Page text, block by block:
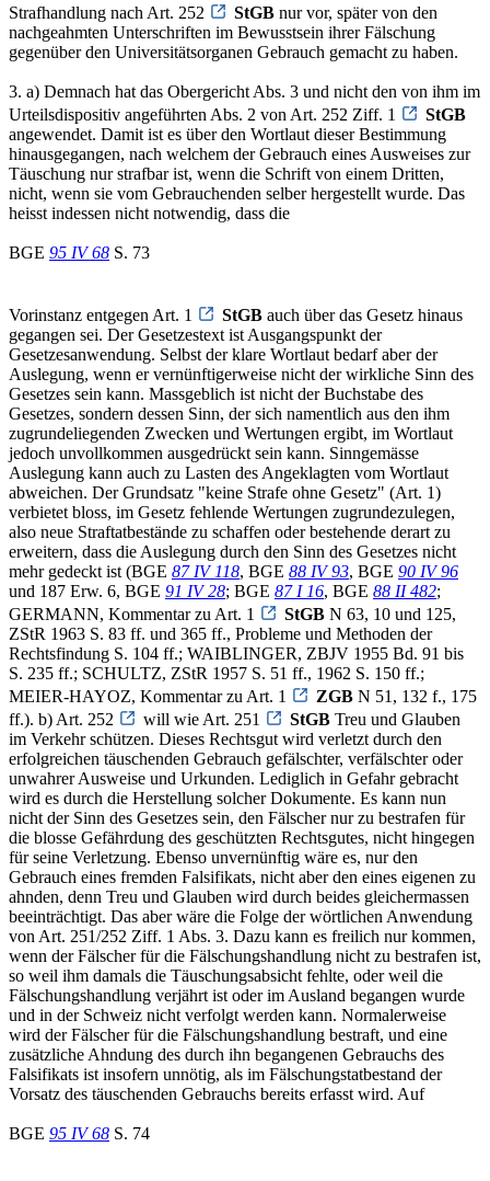
Strafhandlung nach Art. 252
StGB nur vor, später von den
nachgeahmten Unterschriften im Bewusstsein ihrer Fälschung
gegenüber den Universitätsorganen Gebrauch gemacht zu haben.
3. a) Demnach hat das Obergericht Abs. 3 und nicht den von ihm im
Urteilsdispositiv angeführten Abs. 2 von Art. 252 Ziff. 1
StGB
angewendet. Damit ist es über den Wortlaut dieser Bestimmung
hinausgegangen, nach welchem der Gebrauch eines Ausweises zur
Täuschung nur strafbar ist, wenn die Schrift von einem Dritten,
nicht, wenn sie vom Gebrauchenden selber hergestellt wurde. Das
heisst indessen nicht notwendig, dass die
BGE 95 IV 68 S. 73
Vorinstanz entgegen Art. 1 StGB auch über das Gesetz hinaus
gegangen sei. Der Gesetzestext ist Ausgangspunkt der
Gesetzesanwendung. Selbst der klare Wortlaut bedarf aber der
Auslegung, wenn er vernünftigerweise nicht der wirkliche Sinn des
Gesetzes sein kann. Massgeblich ist nicht der Buchstabe des
Gesetzes, sondern dessen Sinn, der sich namentlich aus den ihm
zugrundeliegenden Zwecken und Wertungen ergibt, im Wortlaut
jedoch unvollkommen ausgedrückt sein kann. Sinngemässe
Auslegung kann auch zu Lasten des Angeklagten vom Wortlaut
abweichen. Der Grundsatz "keine Strafe ohne Gesetz" (Art. 1)
verbietet bloss, im Gesetz fehlende Wertungen zugrundezulegen,
also neue Straftatbestände zu schaffen oder bestehende derart zu
erweitern, dass die Auslegung durch den Sinn des Gesetzes nicht
mehr gedeckt ist (BGE 87 IV 118, BGE 88 IV 93, BGE 90 IV 96
und 187 Erw. 6, BGE 91 IV 28; BGE 87 I 16, BGE 88 II 482;
GERMANN, Kommentar zu Art. 1
StGB N 63, 10 und 125,
ZStR 1963 S. 83 ff. und 365 ff., Probleme und Methoden der
Rechtsfindung S. 104 ff.; WAIBLINGER, ZBJV 1955 Bd. 91 bis
S. 235 ff.; SCHULTZ, ZStR 1957 S. 51 ff., 1962 S. 150 ff.;
MEIER-HAYOZ, Kommentar zu Art. 1
ZGB N 51, 132 f., 175
ff.). b) Art. 252
will wie Art. 251 StGB Treu und Glauben
im Verkehr schützen. Dieses Rechtsgut wird verletzt durch den
erfolgreichen täuschenden Gebrauch gefälschter, verfälschter oder
unwahrer Ausweise und Urkunden. Lediglich in Gefahr gebracht
wird es durch die Herstellung solcher Dokumente. Es kann nun
nicht der Sinn des Gesetzes sein, den Fälscher nur zu bestrafen für
die blosse Gefährdung des geschützten Rechtsgutes, nicht hingegen
für seine Verletzung. Ebenso unvernünftig wäre es, nur den
Gebrauch eines fremden Falsifikats, nicht aber den eines eigenen zu
ahnden, denn Treu und Glauben wird durch beides gleichermassen
beeinträchtigt. Das aber wäre die Folge der wörtlichen Anwendung
von Art. 251/252 Ziff. 1 Abs. 3. Dazu kann es freilich nur kommen,
wenn der Fälscher für die Fälschungshandlung nicht zu bestrafen ist,
so weil ihm damals die Täuschungsabsicht fehlte, oder weil die
Fälschungshandlung verjährt ist oder im Ausland begangen wurde
und in der Schweiz nicht verfolgt werden kann. Normalerweise
wird der Fälscher für die Fälschungshandlung bestraft, und eine
zusätzliche Ahndung des durch ihn begangenen Gebrauchs des
Falsifikats ist insofern unnötig, als im Fälschungstatbestand der
Vorsatz des täuschenden Gebrauchs bereits erfasst wird. Auf
BGE 95 IV 68 S. 74